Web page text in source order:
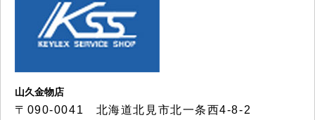
山久金物店
〒090-0041 北海道北見市北一条西4-8-2